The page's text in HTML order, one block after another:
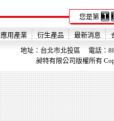
您是第
應用產業 衍生產品 最新消息
地址：台北市北投區 電話：
昶特有限公司版權所有